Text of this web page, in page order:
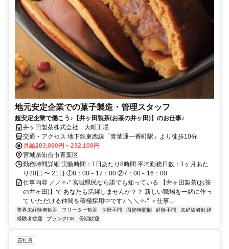
地元安定企業での菓子製造・管理スタッフ
超安定企業で働こう♪【井ヶ田製茶(お茶の井ヶ田)】のお仕事♪
井ヶ田製茶株式会社 大町工場
交通・アクセス 地下鉄東西線「青葉通一番町駅」より徒歩10分
月給203,000円～232,100円
宮城県仙台市青葉区
勤務時間詳細 実働時間：1日あたり8時間 平均勤務日数：1ヶ月あた
り20日 〜 21日 ①8：00～17：00 ②7：00～16：00
仕事内容 ／／✧˖° 宮城県民なら誰でも知っている 【井ヶ田製茶(お茶
の井ヶ田)】で あなたも活躍しませんか？？ 新しい職場を一緒に作っ
て いただける仲間を積極採用中です♪ ＼＼✧˖° ＜仕事...
業界未経験者歓迎 フリーター歓迎 学歴不問 固定時間制 経験不問
未経験者歓迎
経験者歓迎
ブランクOK 長期歓迎
正社員